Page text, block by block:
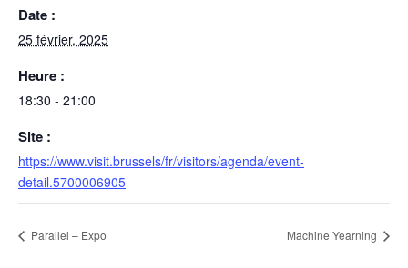
Date :
25 février, 2025
Heure :
18:30 - 21:00
Site :
https://www.visit.brussels/fr/visitors/agenda/event-
detail.5700006905
Parallel – Expo Machine Yearning